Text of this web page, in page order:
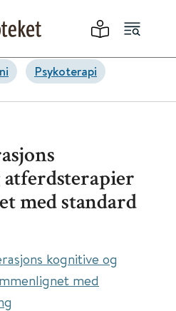
Psykoterapi
med standard
kognitive og
med